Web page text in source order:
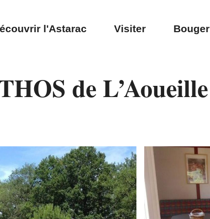
l'Astarac Visiter Bouger
de L’Aoueille